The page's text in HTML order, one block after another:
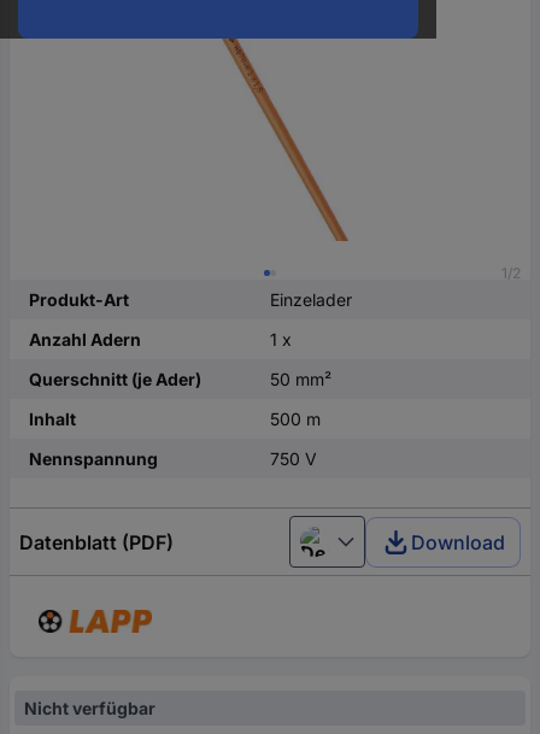
1/2
Produkt-Art
Einzelader
Anzahl Adern
1 x
Querschnitt (je Ader)
50 mm²
Inhalt
500 m
Nennspannung
750 V
Datenblatt (PDF) Deutsch (Deutschland)
Download
Nicht verfügbar